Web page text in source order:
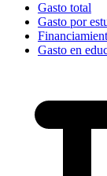
Gasto total
Gasto por
Gasto en